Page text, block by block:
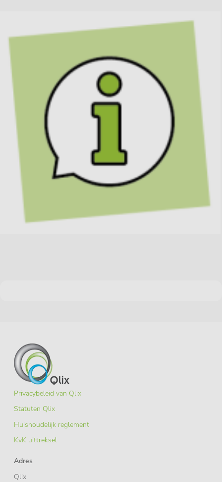
Privacybeleid van Qlix
Statuten Qlix
Huishoudelijk reglement
KvK uittreksel
Adres
Qlix